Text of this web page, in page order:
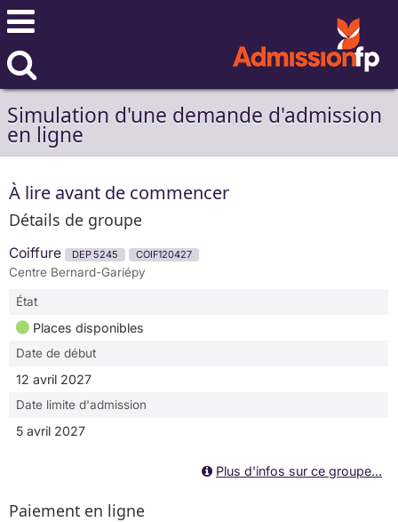
Simulation d'une demande d'admission
en ligne
À lire avant de commencer
Détails de groupe
Coiffure DEP 5245 COIF120427
Centre Bernard-Gariépy
État
Places disponibles
Date de début
12 avril 2027
Date limite d'admission
5 avril 2027
Plus d'infos sur ce groupe...
Paiement en ligne